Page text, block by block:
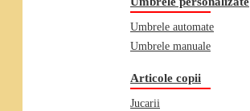
Umbrele automate
Umbrele manuale
Articole copii
Jucarii